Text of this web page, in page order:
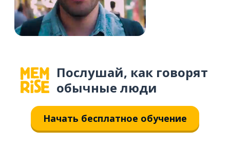
Послушай, как говорят
обычные люди
Начать бесплатное обучение